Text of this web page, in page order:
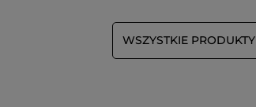
WSZYSTKIE PRODUKTY